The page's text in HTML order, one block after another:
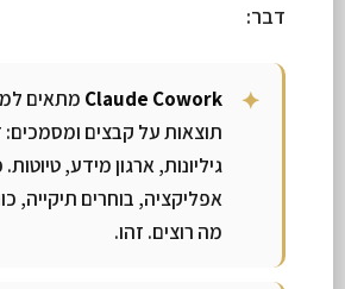
דבר:
Claude Cowork מתאים
תוצאות על קבצים ומסמכים:
גיליונות, ארגון מידע,
אפליקציה, בוחרים תיקייה,
מה רוצים. זהו.